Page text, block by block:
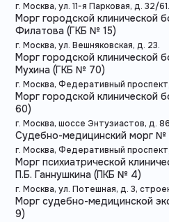
г. Москва, ул. 11-я Парковая, д. 32/61.
Морг городской клинической
Филатова (ГКБ № 15)
г. Москва, ул. Вешняковская, д. 23.
Морг городской клинической
Мухина (ГКБ № 70)
г. Москва, Федеративный
Морг городской
60)
г. Москва, шоссе Энтузиастов, д.
Судебно-медицинский морг
г. Москва, Федеративный
Морг психиатрической
П.Б. Ганнушкина (ПКБ № 4)
г. Москва, ул. Потешная, д. 3,
Морг судебно-медицинской
9)